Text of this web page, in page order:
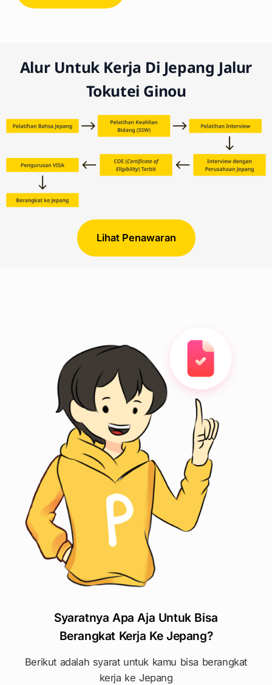
Alur Untuk Kerja Di Jepang Jalur
Tokutei Ginou
Lihat Penawaran
Syaratnya Apa Aja Untuk Bisa
Berangkat Kerja Ke Jepang?
Berikut adalah syarat untuk kamu bisa berangkat
kerja ke Jepang